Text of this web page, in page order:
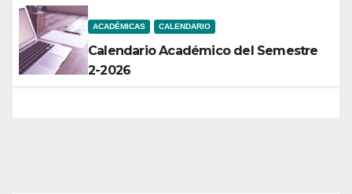
ACADÉMICAS CALENDARIO
Calendario Académico del Semestre
2-2026